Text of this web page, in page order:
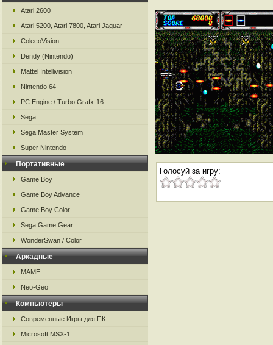
Atari 2600
Atari 5200, Atari 7800, Atari Jaguar
ColecoVision
Dendy (Nintendo)
Mattel Intellivision
Nintendo 64
PC Engine / Turbo Grafx-16
Sega
Sega Master System
Super Nintendo
Портативные
Game Boy
Game Boy Advance
Game Boy Color
Sega Game Gear
WonderSwan / Color
Аркадные
MAME
Neo-Geo
Компьютеры
Современные Игры для ПК
Microsoft MSX-1
Голосуй за игру: